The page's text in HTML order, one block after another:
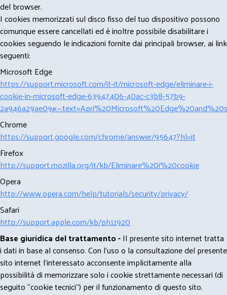
del browser.
I cookies memorizzati sul disco fisso del tuo dispositivo possono
comunque essere cancellati ed è inoltre possibile disabilitare i
cookies seguendo le indicazioni fornite dai principali browser, ai link
seguenti:
Microsoft Edge
https://support.microsoft.com/it-it/microsoft-edge/eliminare-i-
cookie-in-microsoft-edge-63947406-40ac-c3b8-57b9-
Chrome
https://support.google.com/chrome/answer/95647?hl=it
Firefox
http://support.mozilla.org/it/kb/Eliminare%20i%20cookie
Opera
http://www.opera.com/help/tutorials/security/privacy/
Safari
http://support.apple.com/kb/ph11920
Base giuridica del trattamento -Il presente sito internet tratta
i dati in base al consenso. Con l'uso o la consultazione del presente
sito internet l’interessato acconsente implicitamente alla
possibilità di memorizzare solo i cookie strettamente necessari (di
seguito “cookie tecnici”) per il funzionamento di questo sito.